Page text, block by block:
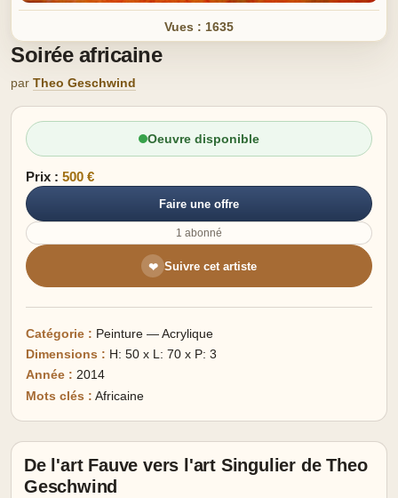
Vues : 1635
Soirée africaine
par Theo Geschwind
Oeuvre disponible
Prix : 500 €
Faire une offre
1 abonné
❤ Suivre cet artiste
Catégorie : Peinture — Acrylique
Dimensions : H: 50 x L: 70 x P: 3
Année : 2014
Mots clés : Africaine
De l'art Fauve vers l'art Singulier de Theo
Geschwind